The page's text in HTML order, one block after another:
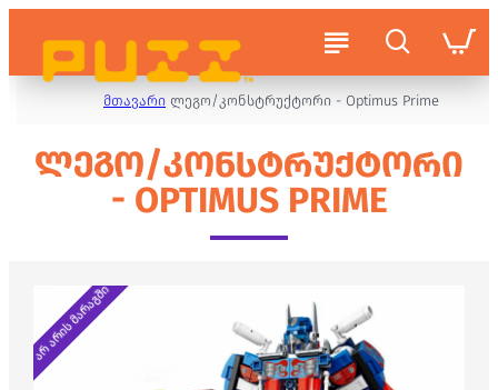
მთავარი ლეგო/კონსტრუქტორი - Optimus Prime
ᲚᲔᲒᲝ/ᲙᲝᲜᲡᲢᲠᲣᲥᲢᲝᲠᲘ
- OPTIMUS PRIME
არ არის მარაგში